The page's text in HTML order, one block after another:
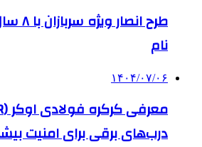
طرح
نام
۱۴۰۴/۰۷/۰۶
درب‌های برقی برای امنیت